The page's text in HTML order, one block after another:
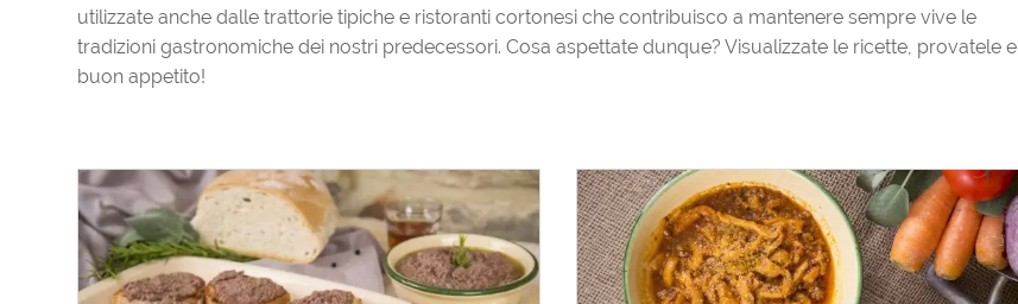
utilizzate anche dalle trattorie tipiche e ristoranti cortonesi che contribuisco a mantenere sempre vive le
tradizioni gastronomiche dei nostri predecessori. Cosa aspettate dunque? Visualizzate le ricette, provatele e
buon appetito!